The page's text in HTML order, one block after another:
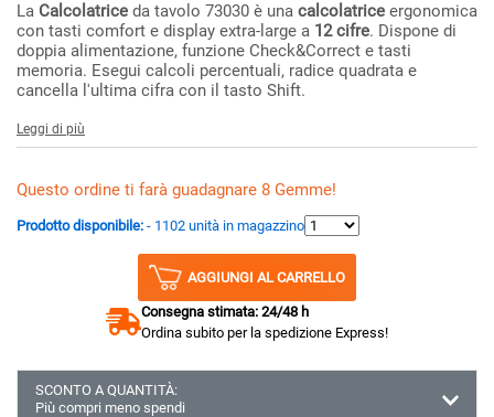
La Calcolatrice da tavolo 73030 è una calcolatrice ergonomica
con tasti comfort e display extra-large a 12 cifre. Dispone di
doppia alimentazione, funzione Check&Correct e tasti
memoria. Esegui calcoli percentuali, radice quadrata e
cancella l'ultima cifra con il tasto Shift.
Leggi di più
Questo ordine ti farà guadagnare 8 Gemme!
Prodotto disponibile: - 1102 unità in magazzino
AGGIUNGI AL CARRELLO
Consegna stimata: 24/48 h
Ordina subito per la spedizione Express!
SCONTO A QUANTITÀ:
Più compri meno spendi